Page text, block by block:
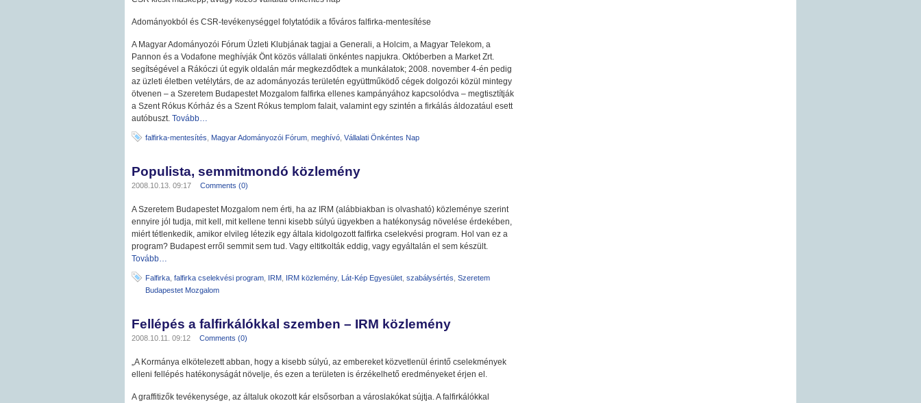
Adományokból és CSR-tevékenységgel folytatódik a főváros falfirka-mentesítése
A Magyar Adományozói Fórum Üzleti Klubjának tagjai a Generali, a Holcim, a Magyar Telekom, a
Pannon és a Vodafone meghívják Önt közös vállalati önkéntes napjukra. Októberben a Market Zrt.
segítségével a Rákóczi út egyik oldalán már megkezdődtek a munkálatok; 2008. november 4-én pedig
az üzleti életben vetélytárs, de az adományozás területén együttműködő cégek dolgozói közül mintegy
ötvenen – a Szeretem Budapestet Mozgalom falfirka ellenes kampányához kapcsolódva – megtisztítják
a Szent Rókus Kórház és a Szent Rókus templom falait, valamint egy szintén a firkálás áldozatául esett
autóbuszt. Tovább…
falfirka-mentesítés Magyar Adományozói Fórum meghívó Vállalati Önkéntes Nap
Populista, semmitmondó közlemény
2008.10.13. 09:17 Comments (0)
A Szeretem Budapestet Mozgalom nem érti, ha az IRM (alábbiakban is olvasható) közleménye szerint
ennyire jól tudja, mit kell, mit kellene tenni kisebb súlyú ügyekben a hatékonyság növelése érdekében,
miért tétlenkedik, amikor elvileg létezik egy általa kidolgozott falfirka cselekvési program. Hol van ez a
program? Budapest erről semmit sem tud. Vagy eltitkolták eddig, vagy egyáltalán el sem készült.
Tovább…
Falfirka falfirka cselekvési program IRM IRM közlemény, Lát-Kép Egyesület szabálysértés Szeretem
Budapestet Mozgalom
Fellépés a falfirkálókkal szemben – IRM közlemény
2008.10.11. 09:12 Comments (0)
„A Kormánya elkötelezett abban, hogy a kisebb súlyú, az embereket közvetlenül érintő cselekmények
elleni fellépés hatékonyságát növelje, és ezen a területen is érzékelhető eredményeket érjen el.
A graffitizők tevékenysége, az általuk okozott kár elsősorban a városlakókat sújtja. A falfirkálókkal